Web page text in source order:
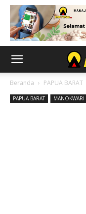
Beranda PAPUA BARAT
PAPUA BARAT MANOKWARI